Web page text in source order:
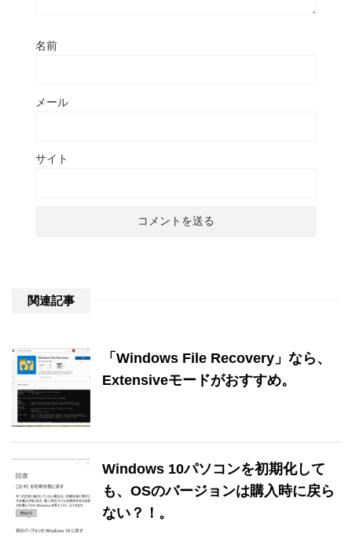
名前
メール
サイト
関連記事
「Windows File Recovery」なら、
Extensiveモードがおすすめ。
Windows 10パソコンを初期化して
も、OSのバージョンは購入時に戻ら
ない？！。